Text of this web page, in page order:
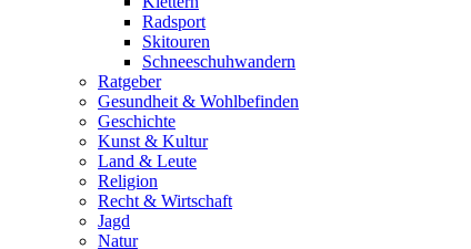
Radsport
Skitouren
Schneeschuhwandern
Ratgeber
Gesundheit & Wohlbefinden
Geschichte
Kunst & Kultur
Land & Leute
Religion
Recht & Wirtschaft
Jagd
Natur